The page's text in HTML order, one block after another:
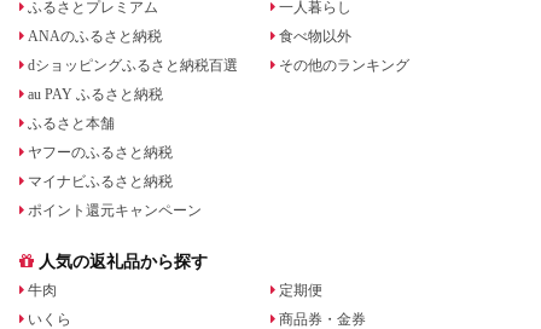
ふるさとプレミアム
ANAのふるさと納税
dショッピングふるさと納税百選
au PAY ふるさと納税
ふるさと本舗
ヤフーのふるさと納税
マイナビふるさと納税
ポイント還元キャンペーン
一人暮らし
食べ物以外
その他のランキング
人気の返礼品から探す
牛肉
いくら
定期便
商品券・金券